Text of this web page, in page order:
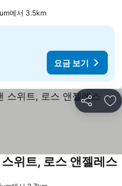
에서 3.5km
요금 보기
공유 즐
위트, 로스 앤젤레스